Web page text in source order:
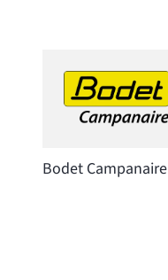
Bodet Campanaire